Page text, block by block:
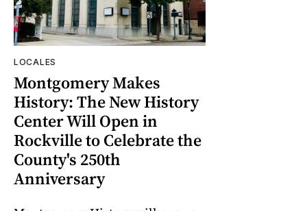
LOCALES
Montgomery Makes
History: The New History
Center Will Open in
Rockville to Celebrate the
County's 250th
Anniversary